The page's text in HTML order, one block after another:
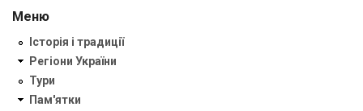
Меню
Історія і традиції
Регіони України
Тури
Пам'ятки